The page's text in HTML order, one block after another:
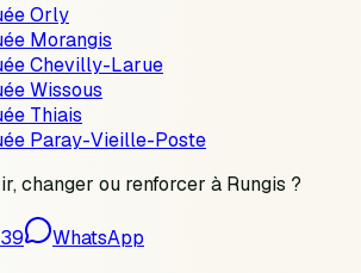
Orly
Morangis
Chevilly-Larue
Wissous
Thiais
Paray-Vieille-Poste
changer ou renforcer à Rungis ?
WhatsApp